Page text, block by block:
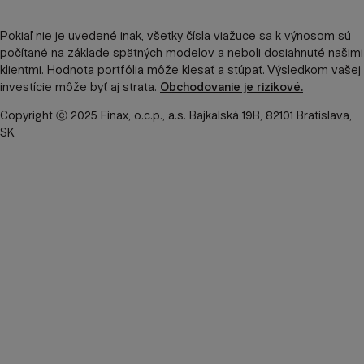
Pokiaľ nie je uvedené inak, všetky čísla viažuce sa k výnosom sú
počítané na základe spätných modelov a neboli dosiahnuté našimi
klientmi. Hodnota portfólia môže klesať a stúpať. Výsledkom vašej
investície môže byť aj strata. Obchodovanie je rizikové.
Copyright ⓒ 2025 Finax, o.c.p., a.s. Bajkalská 19B, 82101 Bratislava,
SK